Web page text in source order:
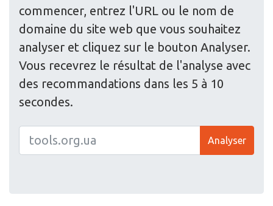
commencer, entrez l'URL ou le nom de
domaine du site web que vous souhaitez
analyser et cliquez sur le bouton Analyser.
Vous recevrez le résultat de l'analyse avec
des recommandations dans les 5 à 10
secondes.
Analyser